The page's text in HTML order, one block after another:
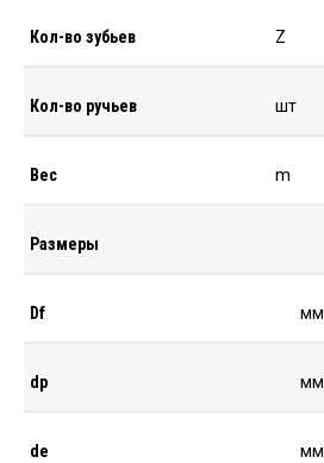
Кол-во зубьев Z
Кол-во ручьев шт
Вес m
Размеры
Df мм
dp мм
de мм